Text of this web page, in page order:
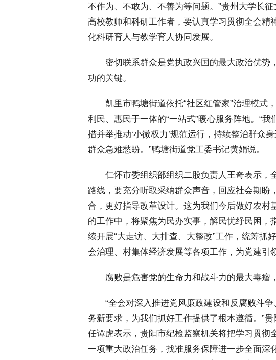
不作为、不敢为、不善为等问题。”贵州大学长
高校教师和科研工作者，要认真学习贯彻全会精
化科研育人与教学育人协同发展。
密切联系群众是党执政兴国的最大政治优势
功的关键。
凯里市鸭塘街道依托“社区红管家”治理模式，
利民、惠民于一体的“一站式”暖心服务阵地。“
措并举推动‘小微权力’规范运行，持续整治群众
群众急难愁盼。”鸭塘街道党工委书记黄娟说。
仁怀市委组织部组织二股负责人王奇表示，
路线，要充分听取采纳群众声音，回应社会期盼
合，更好指导改革设计。这为我们今后做好农村
的工作中，将聚焦为民办实事，解民忧纾民困，
续开展“大走访、大排查、大整改”工作，统筹抓
会治理、村集体经济发展等各项工作，为党建引
腐败是危害党的生命力和战斗力的最大毒瘤，
“全会对深入推进党风廉政建设和反腐败斗争
务新要求，为我们抓好工作提供了根本遵循。”
任谭虎表示，贵阳市纪检监察机关将把学习贯彻
一项重大政治任务，找准服务保障进一步全面深